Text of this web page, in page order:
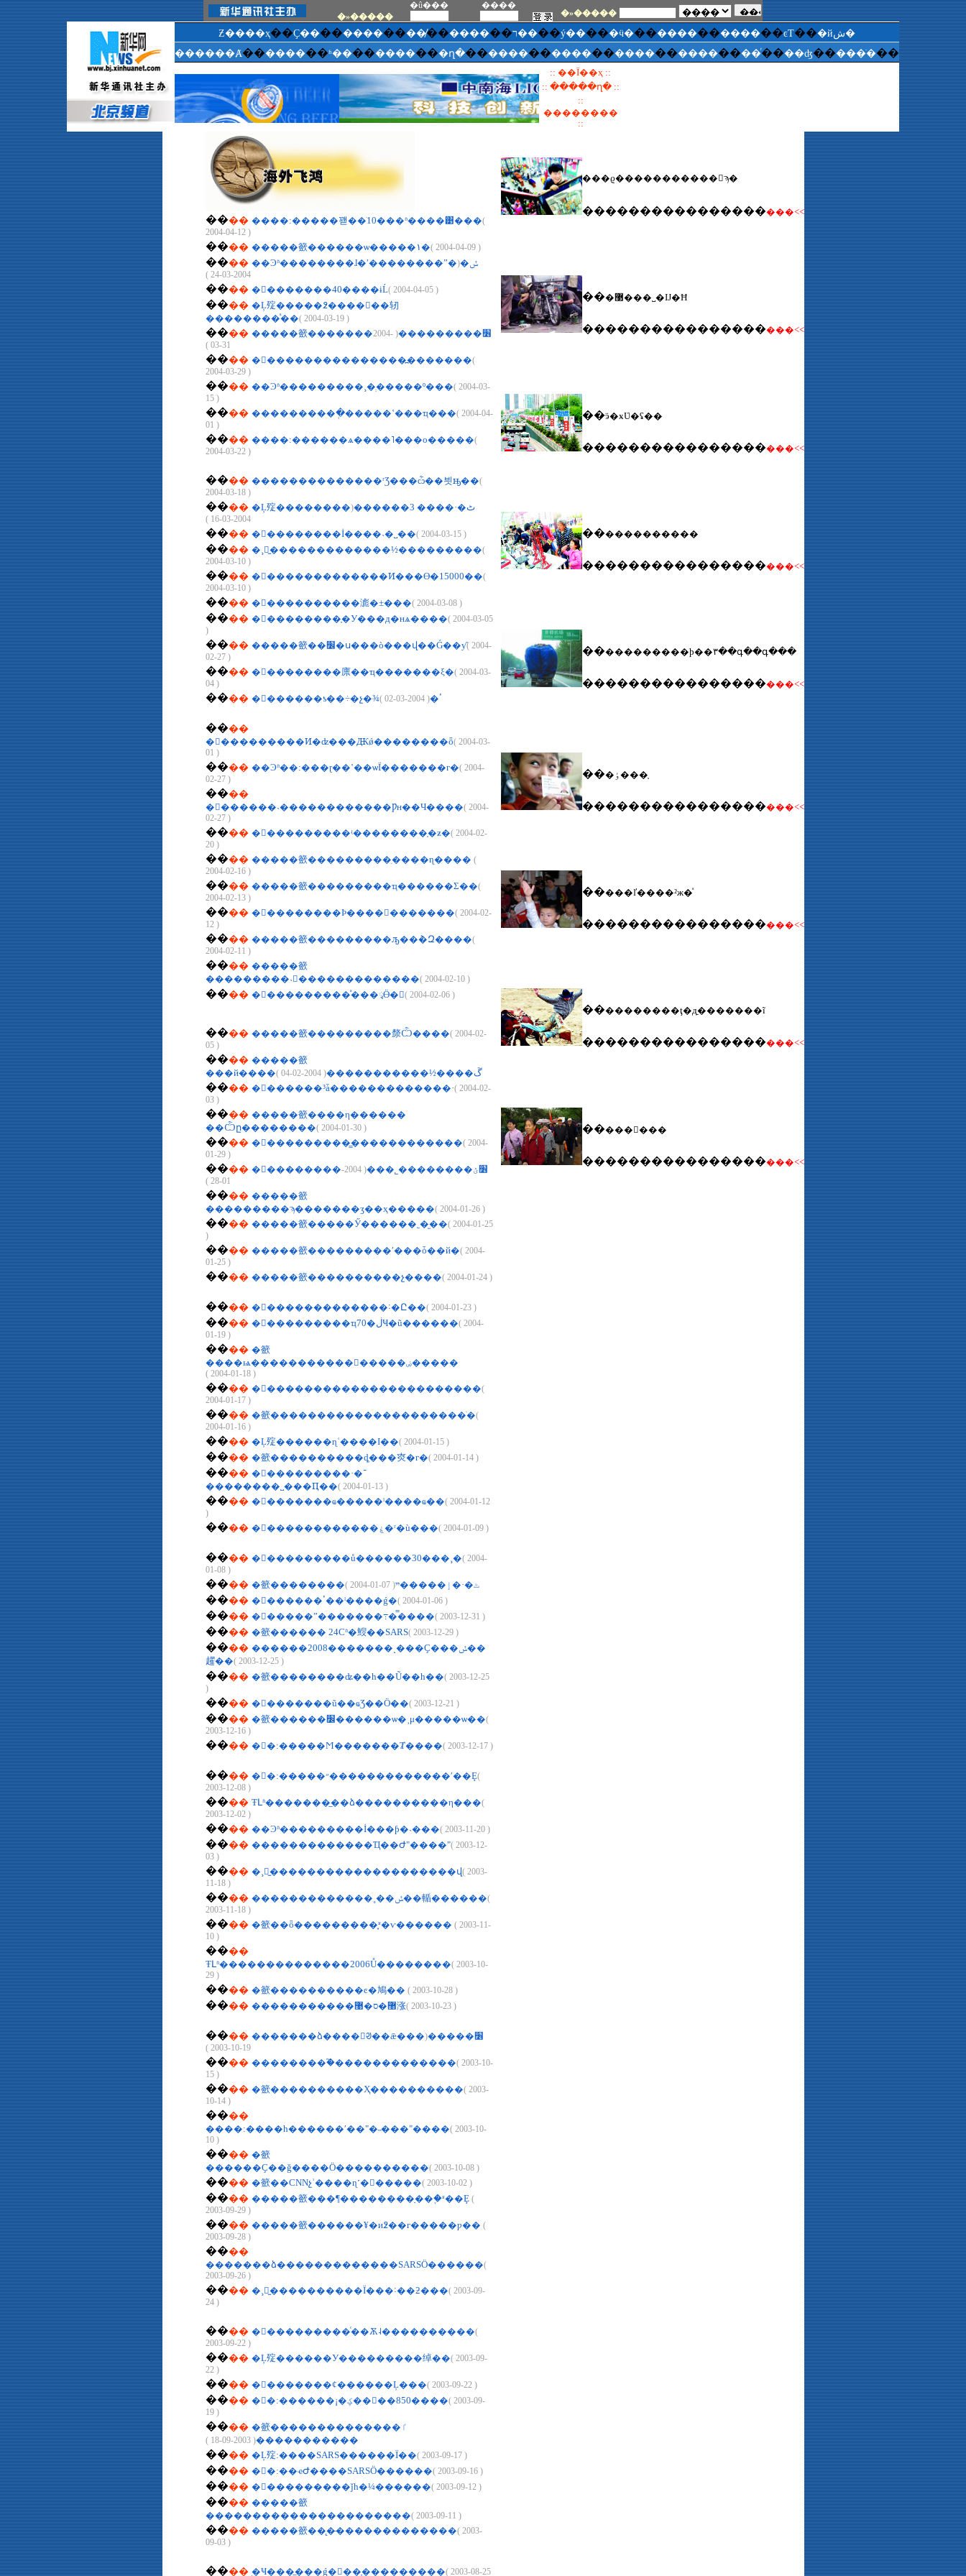
�»�����
�û��� ����
�»�����
Ƶ����ҳ��Ҫ������������̸�������� ר����ý�����ӵ���������������ͼƬ��
�йش�
������Ⱥ��������ʱ�����������ղ�����������������������������ͬ����ʤ�����ֺ���
:: ��Ϊ��ҳ ::
:: �����ղ� ::
::
��������
::
���� ����:�����꽫��ֹ10���ʱ����͹���(
2004-04-12 )
���� �����籨������ѡ�����١�( 2004-04-09 )
���� ��Ͽʱ��������ɺ�ʹ��������ˮ�ݽ�(
2004-03-24 )
���� �󹫱�������40����ɨĹ( 2004-04-05 )
���� �Ļ㱨�����߶����򳡽��轫
��������ͣ��( 2004-03-19 )
���� �����籨�������׶��������� ( 2004-
03-31 )
���� �󹫱���������������߽�������(
2004-03-29 )
���� ��Ͽʱ���������¸�ְ�����º���( 2004-03-
15 )
���� ����������ְ�����ʽ���ҵ���( 2004-04-
01 )
���� ����:������ѧ����˥���о�����(
2004-03-22 )
���� ��������������ʳƷ���ѽ��븻ԣ��(
2004-03-18 )
���� �Ļ㱨��������ٹ�·���� 3������
(
2004-03-16 )
���� �󹫱��������İ����˴�˽��( 2004-03-15 )
���� �¸绪̫�������������½���������(
2004-03-10 )
���� �󹫱�������������Ͷ���ϴ�15000��(
2004-03-10 )
���� �󹫱����������滮�±���( 2004-03-08 )
���� �󹫱��������ָ�У���д�нѧ����( 2004-03-05
)
���� �����籨��׼�ս���ò���վ��Ǵ��ƴ( 2004-
02-27 )
���� �󹫱��������廪��ҵ�������ξ�( 2004-03-
04 )
���� �󹫱������ƾ��÷�չ�¾ٴ�( 2004-03-02 )
����
�󹫱���������Ͷ�ʣ���Ԫǿ��������ȫ( 2004-03-
01 )
���� ��Ͽʱ��:���ɽ��ʽ��ѡΪ�������г�( 2004-
02-27 )
����
�󹫱������˴������������Ƿн��Ч����( 2004-
02-27 )
���� �󹫱���������ʵ��������֤�ƶ�( 2004-02-
20 )
���� �����籨���������ִ����ɳ���� (
2004-02-16 )
���� �����籨���������ҵ������Σ��(
2004-02-13 )
���� �󹫱��������Ϸ����񴫲�������( 2004-02-
12 )
���� �����籨���������ԡ��ܶ�Զ����(
2004-02-11 )
���� �����籨
���������˴󽫾�������������( 2004-02-10 )
���� �󹫱���������ͣ���ྭӪ�( 2004-02-06 )
���� �����籨���������漦Ѽ����( 2004-02-
05 )
���� �����籨
���й����ڱ����½�����������( 2004-02-04 )
���� �󹫱������³ǡ�������������·( 2004-02-
03 )
���� �����籨����η������
��Ѽը��������( 2004-01-30 )
���� �󹫱���������̳������������( 2004-
01-29 )
���� �󹫱��������׶ؽ��������˾���
( 2004-
01-28 )
���� �����籨
���������ϡ�������ӡ��ҳ�����( 2004-01-26 )
���� �����籨�����Ӳ������˿�̫��( 2004-01-25
)
���� �����籨���������ʹ���ȱ��й�( 2004-
01-25 )
���� �����籨����������չ����( 2004-01-24 )
���� �󹫱�������������˸�Ը��( 2004-01-23 )
���� �󹫱���������ҵ70�ڶҸ�ũ������( 2004-
01-19 )
���� �籨
����ѩ����������������ۻ�����
( 2004-01-18 )
���� �󹫱�����������������������(
2004-01-17 )
���� �籨���������������������ֹ�(
2004-01-16 )
���� �Ļ㱨������ɳʿ����I��( 2004-01-15 )
���� �籨����������ȡ���㶫�г�( 2004-01-14 )
���� �󹫱���������·�־
��������˽���Ԥ��( 2004-01-13 )
���� �󹫱�������ҩ�����ˡ����ҩ��( 2004-01-12
)
���� �󹫱������������ۼ�ʳ�ù���( 2004-01-09 )
���� �󹫱���������ů������30���¸�( 2004-
01-08 )
���� �籨��������ٹ�·�ٳ�����ײ( 2004-01-07 )
���� �󹫱������ٴ��ˡ����ǵ�( 2004-01-06 )
���� �󹫱�����ˮ�������߹��̿���( 2003-12-31 )
���� �籨������ 24Сʱ�䱸��SARS( 2003-12-29 )
���� ������2008�������˻���Ҫ���ݽ��
趯��( 2003-12-25 )
���� �籨��������ʥ��һ��Ũ��һ��( 2003-12-25
)
���� �󹫱�������ũ��ҩƷ��Ӧ��( 2003-12-21 )
���� �籨������׼������ѡ�˲μ�����ѡ��(
2003-12-16 )
���� �󹫱�:�����Ϻ�������Ⱦ����( 2003-12-17 )
���� �󹫱�:�����״�������������ʹ��Ȩ(
2003-12-08 )
���� ŦԼʱ�������̲��ձ����������η���(
2003-12-02 )
���� ��Ͽʱ���������İ���ƥ�˴���( 2003-11-20 )
���� �������������Ҵ��Ժ"����"( 2003-12-
03 )
���� �¸绪̫��������������������վ( 2003-
11-18 )
���� �������������˳��ݽ��輴������(
2003-11-18 )
���� �籨��ȫ���������֪ʶ�ⱱ������ ( 2003-11-
10 )
����
ŦԼʱ��������������2006Ů��������( 2003-10-
29 )
���� �籨����������ͼ�鳩�� ( 2003-10-28 )
���� �����������޸�ס�޹涨( 2003-10-23 )
���� �������ձ����󶼻ᱣ��ǣ���׶�����(
2003-10-19 )
���� ���������֮�������������( 2003-10-
15 )
���� �籨����������Ҳ����������( 2003-
10-14 )
����
����:����һ������ʹ��"�˵���"����( 2003-10-
10 )
���� �籨
������Ҫ��ǧ����Ӧ����������( 2003-10-08 )
���� �籨��CNNչʾ����ɳ˹�󿵸�����( 2003-10-02 )
���� �����籨���¶��������ַ���֪ʶ��Ȩ (
2003-09-29 )
���� �����籨������¥�и߶��г�����ƿ�� (
2003-09-28 )
����
�������ձ�������������SARSӦ������(
2003-09-26 )
���� �¸绪̫����������Ϊ���˸��ƻ���( 2003-09-
24 )
���� �󹫱���������ͨ��Ѫ˨����������(
2003-09-22 )
���� �Ļ㱨������У���������绰��( 2003-09-
22 )
���� �󹫱�������ȼ������Ļ���( 2003-09-22 )
���� �󹫱�:������¡�ؼ����850����( 2003-09-
19 )
���� �籨���������ٵ�����
�����������
( 2003-09-18 )
���� �Ļ㱨:����SARS������Ϊ��( 2003-09-17 )
���� �󹫱�:��ҽԺ����SARSӦ������( 2003-09-16 )
���� �󹫱���������ǰһ�¼������( 2003-09-12 )
���� �����籨
����������������������( 2003-09-11 )
���� �����籨��̨�̵�������������( 2003-
09-03 )
���� ֥�Ҹ���̳���ǵ�󱱾��ָ���������( 2003-08-25
���ϱ�����������󼯺ϡ�
�������������������<<
�� �޳���˽�Ĳ�Ħ
�������������������<<
��ӭ�ӿƲ�ʢ��
�������������������<<
������������
�������������������<<
�� ���������ϸ��٣��գ��գ���
�������������������<<
�� �ٶ���֤
�������������������<<
�����ľ����²ж�ͯ
�������������������<<
����������ţ�д̼�������ĩ
�������������������<<
�����񽡲���
�������������������<<